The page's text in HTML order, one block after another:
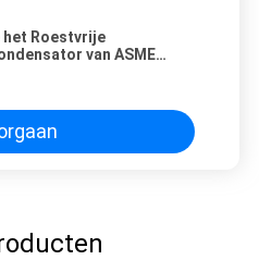
het Roestvrije
van ASME